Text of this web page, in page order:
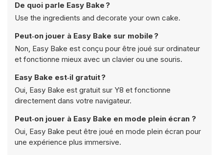
De quoi parle Easy Bake ?
Use the ingredients and decorate your own cake.
Peut‑on jouer à Easy Bake sur mobile ?
Non, Easy Bake est conçu pour être joué sur ordinateur
et fonctionne mieux avec un clavier ou une souris.
Easy Bake est‑il gratuit ?
Oui, Easy Bake est gratuit sur Y8 et fonctionne
directement dans votre navigateur.
Peut‑on jouer à Easy Bake en mode plein écran ?
Oui, Easy Bake peut être joué en mode plein écran pour
une expérience plus immersive.